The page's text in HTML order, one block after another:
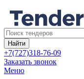
Найти
+7(727)318-76-09
Заказать звонок
Меню